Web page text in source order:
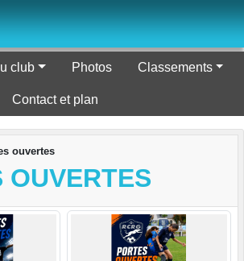
club Photos Classements
Contact et plan
ouvertes
OUVERTES